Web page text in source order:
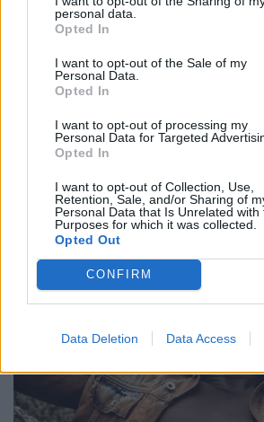
personal data.
Opted In
I want to opt-out of the Sale of my
Personal Data.
Opted In
I want to opt-out of processing my
Personal Data for Targeted
Opted In
I want to opt-out of Collection, Use,
Retention, Sale, and/or Sharing of
Personal Data that Is Unrelated with
Purposes for which it was collected.
Opted Out
CONFIRM
Data Deletion Data Access
https://
Τέλος,ο Damson Idris
γίνει ποδοσφαιριστής και
ημιεπαγγελματικό επίπεδοπριν
ασχοληθεί με την υποκριτική στην